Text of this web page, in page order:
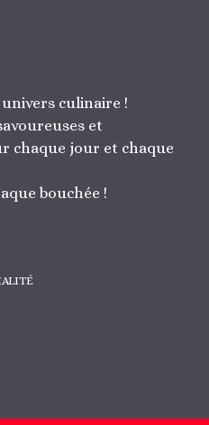
culinaire !
et
chaque jour et chaque
bouchée !